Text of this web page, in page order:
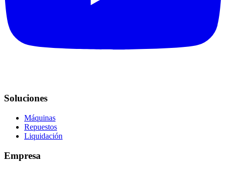
Soluciones
Máquinas
Repuestos
Liquidación
Empresa